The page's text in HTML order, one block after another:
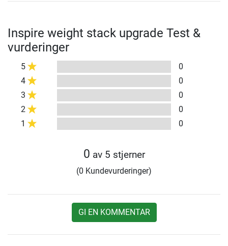
Inspire weight stack upgrade Test &
vurderinger
5
0
4
0
3
0
2
0
1
0
0 av 5 stjerner
(0 Kundevurderinger)
GI EN KOMMENTAR